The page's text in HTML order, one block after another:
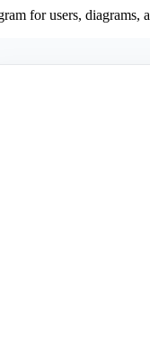
for users, diagrams,